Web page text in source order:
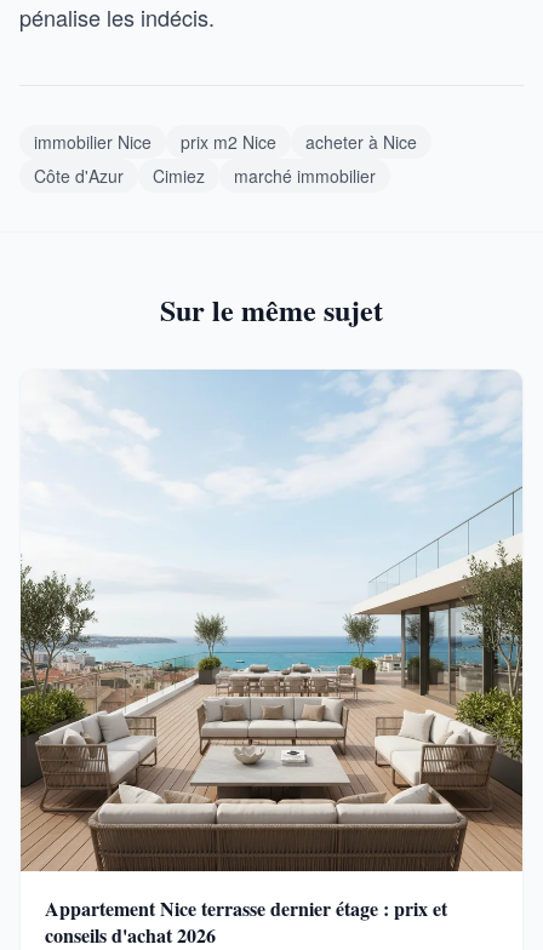
pénalise les indécis.
immobilier Nice prix m2 Nice
acheter à Nice
Côte d'Azur
Cimiez marché immobilier
Sur le même sujet
Appartement Nice terrasse dernier étage : prix et
conseils d'achat 2026